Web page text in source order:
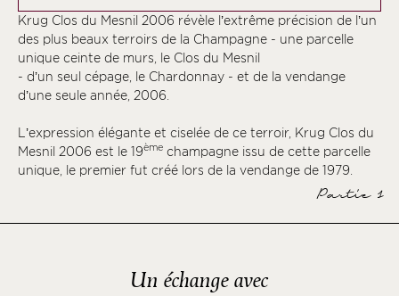
Krug Clos du Mesnil 2006 révèle l’extrême précision de l’un
des plus beaux terroirs de la Champagne - une parcelle
unique ceinte de murs, le Clos du Mesnil
- d’un seul cépage, le Chardonnay - et de la vendange
d’une seule année, 2006.
L’expression élégante et ciselée de ce terroir, Krug Clos du
Mesnil 2006 est le 19ème champagne issu de cette parcelle
unique, le premier fut créé lors de la vendange de 1979.
Partie 1
Un échange avec